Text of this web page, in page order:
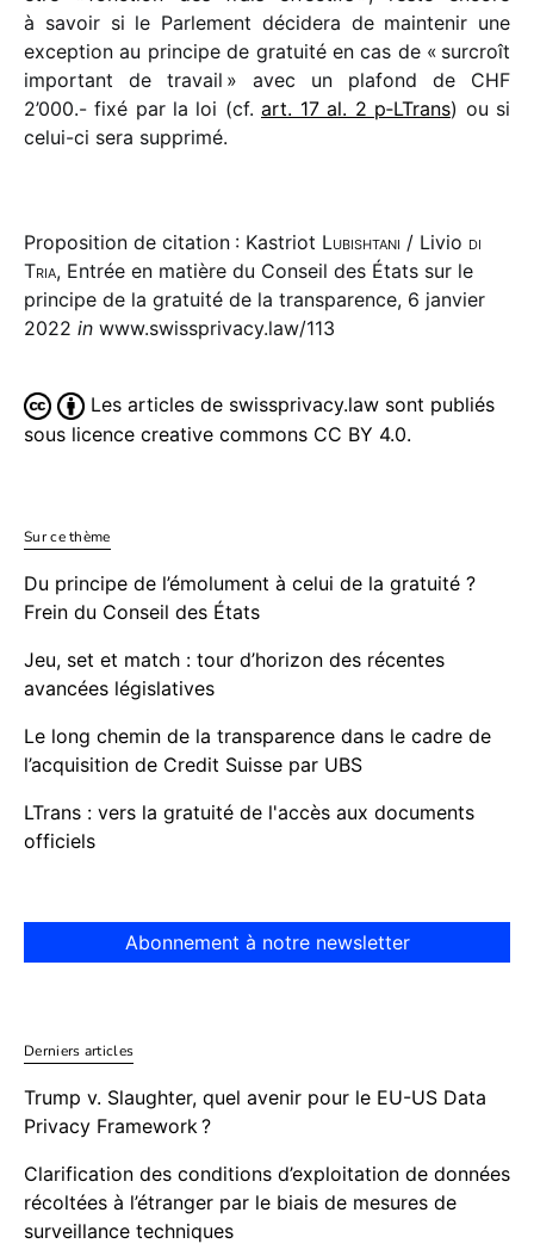
à savoir si le Parlement déci­dera de main­te­nir une
excep­tion au prin­cipe de gratuité en cas de « surcroît
impor­tant de travail » avec un plafond de CHF
2’000.- fixé par la loi (cf. art. 17 al. 2 p‑LTrans) ou si
celui-ci sera supprimé.
Proposition de citation : Kastriot Lubishtani / Livio di
Tria, Entrée en matière du Conseil des États sur le
principe de la gratuité de la transparence, 6 janvier
2022 in www.swissprivacy.law/113
Les articles de swissprivacy.law sont publiés
sous licence creative commons CC BY 4.0.
Sur ce thème
Du principe de l’émolument à celui de la gratuité ?
Frein du Conseil des États
Jeu, set et match : tour d’horizon des récentes
avancées législatives
Le long chemin de la transparence dans le cadre de
l’acquisition de Credit Suisse par UBS
LTrans : vers la gratuité de l'accès aux documents
officiels
Abonnement à notre newsletter
Derniers articles
Trump v. Slaughter, quel avenir pour le EU-US Data
Privacy Framework ?
Clarification des conditions d’exploitation de données
récoltées à l’étranger par le biais de mesures de
surveillance techniques